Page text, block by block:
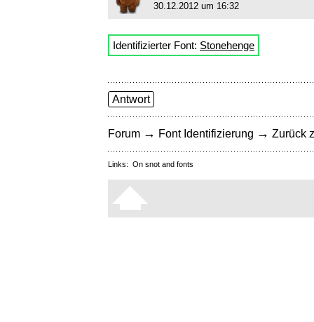
30.12.2012 um 16:32
Identifizierter Font: Stonehenge
Antwort
Forum → Font Identifizierung → Zurück
Links: On snot and fonts